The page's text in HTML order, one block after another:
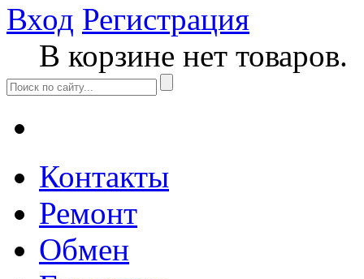
Вход Регистрация
В корзине нет товаров.
Контакты
Ремонт
Обмен